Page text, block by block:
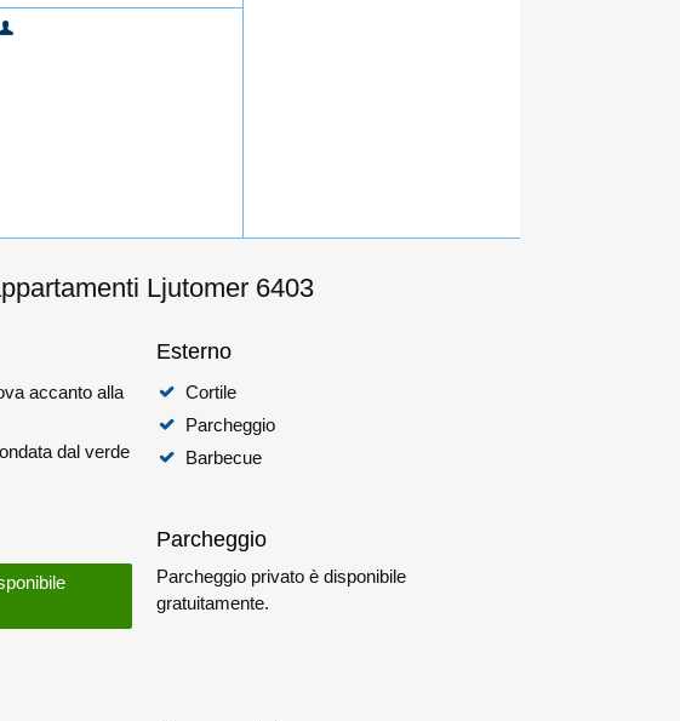
Ljutomer 6403
accanto alla
dal verde
Esterno
Cortile
Parcheggio
Barbecue
Parcheggio
Parcheggio privato è disponibile
gratuitamente.